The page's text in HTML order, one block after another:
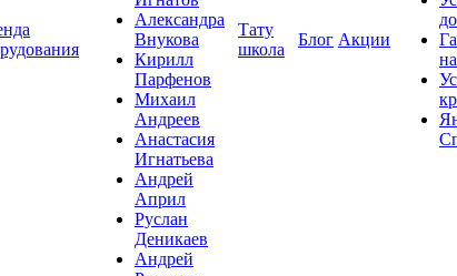
Александра
Внукова
Кирилл
Парфенов
Михаил
Андреев
Анастасия
Игнатьева
Андрей
Април
Руслан
Деникаев
Андрей
Тату
школа
Блог Акции